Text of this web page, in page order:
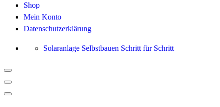
Shop
Mein Konto
Datenschutzerklärung
Solaranlage Selbstbauen Schritt für Schritt